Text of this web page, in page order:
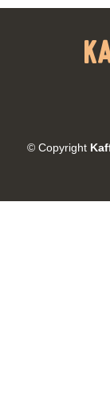
© Copyright